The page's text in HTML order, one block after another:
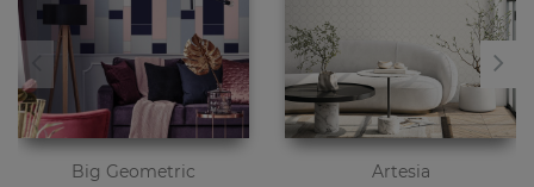
Big Geometric Artesia